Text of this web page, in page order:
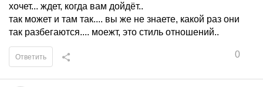
хочет... ждет, когда вам дойдёт..
так может и там так.... вы же не знаете, какой раз они
так разбегаются.... моежт, это стиль отношений..
0
Ответить